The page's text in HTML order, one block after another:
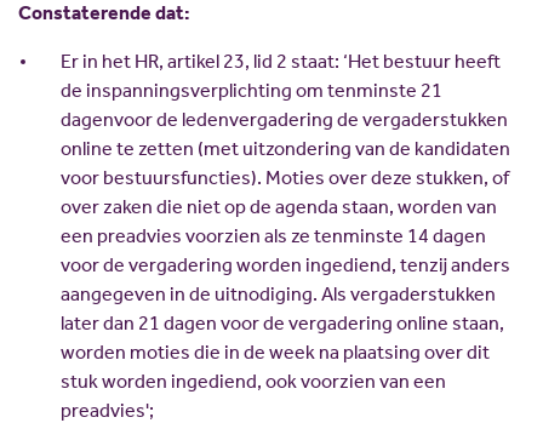
Sponsoren
Magazines
Vacatures
Scholing
Nieuw politiek talent
Gastlessen
Activiteitenkalender
Spreekbeurtpakket
JV Pakket
Bestuur
Missie en visie
Geschiedenis
Commissies
Partners
ANBI
Vrijwilligersplatform
Constaterende dat:
Er in het HR, artikel 23, lid 2 staat: ‘Het bestuur heeft
de inspanningsverplichting om tenminste 21
dagenvoor de ledenvergadering de vergaderstukken
online te zetten (met uitzondering van de kandidaten
voor bestuursfuncties). Moties over deze stukken, of
over zaken die niet op de agenda staan, worden van
een preadvies voorzien als ze tenminste 14 dagen
voor de vergadering worden ingediend, tenzij anders
aangegeven in de uitnodiging. Als vergaderstukken
later dan 21 dagen voor de vergadering online staan,
worden moties die in de week na plaatsing over dit
stuk worden ingediend, ook voorzien van een
preadvies';